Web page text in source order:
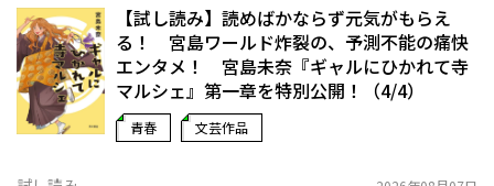
【試し読み】読めばかならず元気がもらえ
る！ 宮島ワールド炸裂の、予測不能の痛快
エンタメ！ 宮島未奈『ギャルにひかれて寺
マルシェ』第一章を特別公開！（4/4）
青春 文芸作品